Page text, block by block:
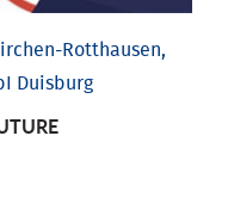
Rotthausen,
Duisburg